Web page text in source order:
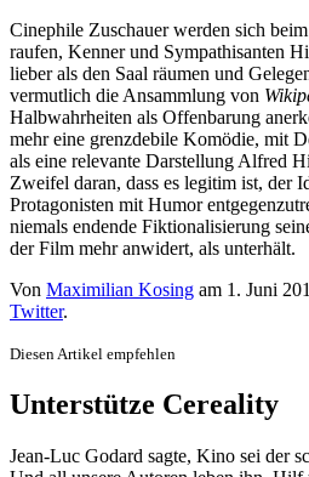
Cinephile Zuschauer werden sich
raufen, Kenner und Sympathisanten
lieber als den Saal räumen und
vermutlich die Ansammlung von
Halbwahrheiten als Offenbarung
mehr eine grenzdebile Komödie, mit
als eine relevante Darstellung Alfred
Zweifel daran, dass es legitim ist, der
Protagonisten mit Humor
niemals endende Fiktionalisierung
der Film mehr anwidert, als unterhält.
Von Maximilian Kosing am 1. Juni
Twitter.
Diesen Artikel empfehlen
Unterstütze Cereality
Jean-Luc Godard sagte, Kino sei der